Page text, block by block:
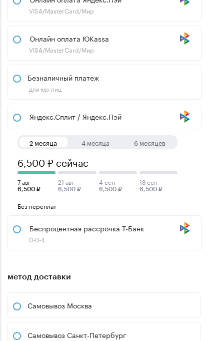
VISA/MasterCard/Мир
Онлайн оплата ЮKassa
VISA/MasterCard/Мир
Безналичный платёж
для юр.лиц
Яндекс.Сплит / Яндекс.Пэй
2 месяца 4 месяца 6 месяцев
6,500 ₽ сейчас
7 авг
6,500 ₽
21 авг
6,500 ₽
4 сен
6,500 ₽
18 сен
6,500 ₽
Без переплат
Беспроцентная рассрочка Т-Банк
0-0-4
метод доставки
Самовывоз Москва
Самовывоз Санкт-Петербург